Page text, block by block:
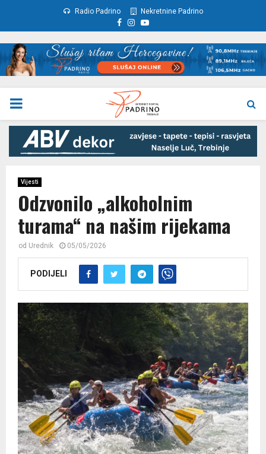
Radio Padrino Nekretnine Padrino
Facebook
Instagram
Youtube
PRIMARY
MENU
Vijesti
Odzvonilo „alkoholnim
turama“ na našim rijekama
od Urednik 05/05/2026
PODIJELI